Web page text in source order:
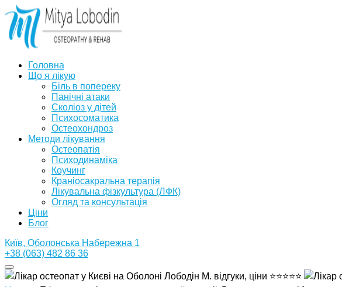
Головна
Що я лікую
Біль в попереку
Панічні атаки
Сколіоз у дітей
Психосоматика
Остеохондроз
Методи лікування
Остеопатія
Психодинаміка
Коучинг
Краніосакральна терапія
Лікувальна фізкультура (ЛФК)
Огляд та консультація
Ціни
Блог
Київ, Оболонська Набережна 1
+38 (063) 482 86 36